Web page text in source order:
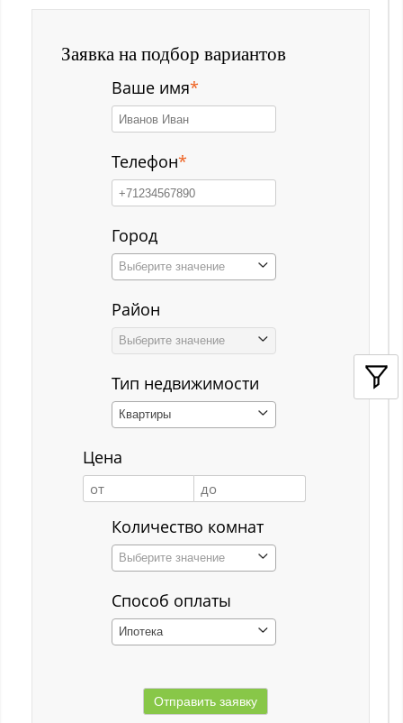
Карагайлинский
Красная Орловка
Красная Орловка с
Куйбышевский р-н
Заявка на подбор вариантов
Ваше имя*
Телефон*
Город
Выберите значение
Район
Выберите значение
Тип недвижимости
Квартиры
Цена
Количество комнат
Выберите значение
Способ оплаты
Ипотека